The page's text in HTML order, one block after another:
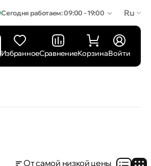
Сегодня работаем: 09:00 - 19:00 Ru
ИзбранноеСравнениеКорзинаВойти
От самой низкой цены